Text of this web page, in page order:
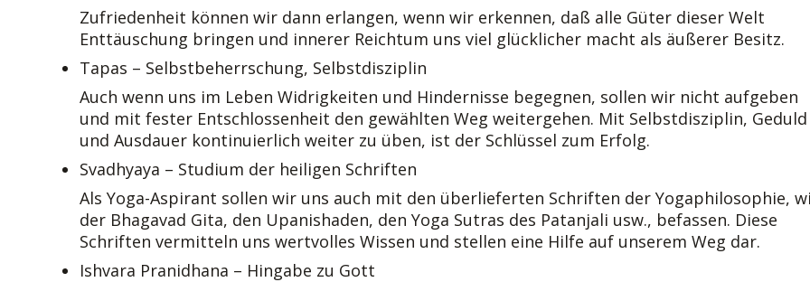
Zufriedenheit können wir dann erlangen, wenn wir erkennen, daß alle Güter dieser Welt
Enttäuschung bringen und innerer Reichtum uns viel glücklicher macht als äußerer Besitz.
Tapas – Selbstbeherrschung, Selbstdisziplin
Auch wenn uns im Leben Widrigkeiten und Hindernisse begegnen, sollen wir nicht aufgeben
und mit fester Entschlossenheit den gewählten Weg weitergehen. Mit Selbstdisziplin, Geduld
und Ausdauer kontinuierlich weiter zu üben, ist der Schlüssel zum Erfolg.
Svadhyaya – Studium der heiligen Schriften
Als Yoga-Aspirant sollen wir uns auch mit den überlieferten Schriften der Yogaphilosophie,
der Bhagavad Gita, den Upanishaden, den Yoga Sutras des Patanjali usw., befassen. Diese
Schriften vermitteln uns wertvolles Wissen und stellen eine Hilfe auf unserem Weg dar.
Ishvara Pranidhana – Hingabe zu Gott